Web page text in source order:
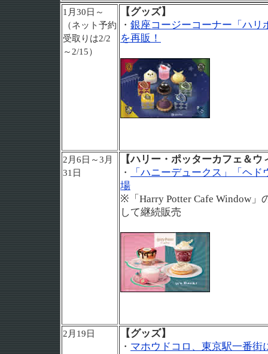
1月30日～
（ネット予約
受取りは2/2
～2/15）
【グッズ】
・ 銀座コージーコーナー「ハリ
を再販！
2月6日～3月
31日
【ハリー・ポッターカフェ＆ウ
・
「ハニーデュークス」「ヘ
場
※「Harry Potter Cafe Window
して継続販売
2月19日
【グッズ】
・ マホウドコロ、東京駅一番街